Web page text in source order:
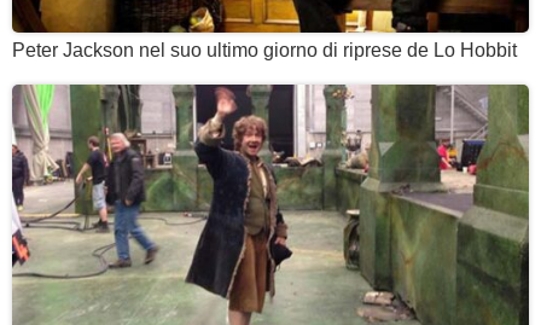
Peter Jackson nel suo ultimo giorno di riprese de Lo Hobbit